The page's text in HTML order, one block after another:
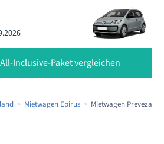
Inclusive-Paket vergleichen
Mietwagen Epirus Mietwagen Preveza